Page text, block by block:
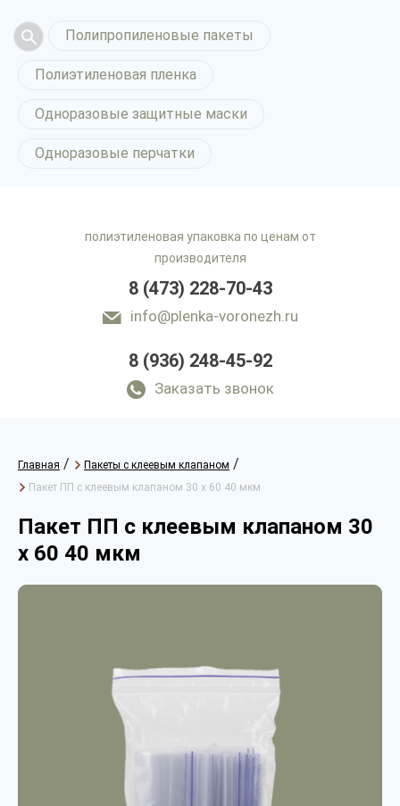
Полипропиленовые пакеты
Полиэтиленовая пленка
Одноразовые защитные маски
Одноразовые перчатки
полиэтиленовая упаковка по ценам от
производителя
8 (473) 228-70-43
info@plenka-voronezh.ru
8 (936) 248-45-92
Заказать звонок
Главная / Пакеты с клеевым клапаном /
Пакет ПП с клеевым клапаном 30 х 60 40 мкм
Пакет ПП с клеевым клапаном 30
х 60 40 мкм